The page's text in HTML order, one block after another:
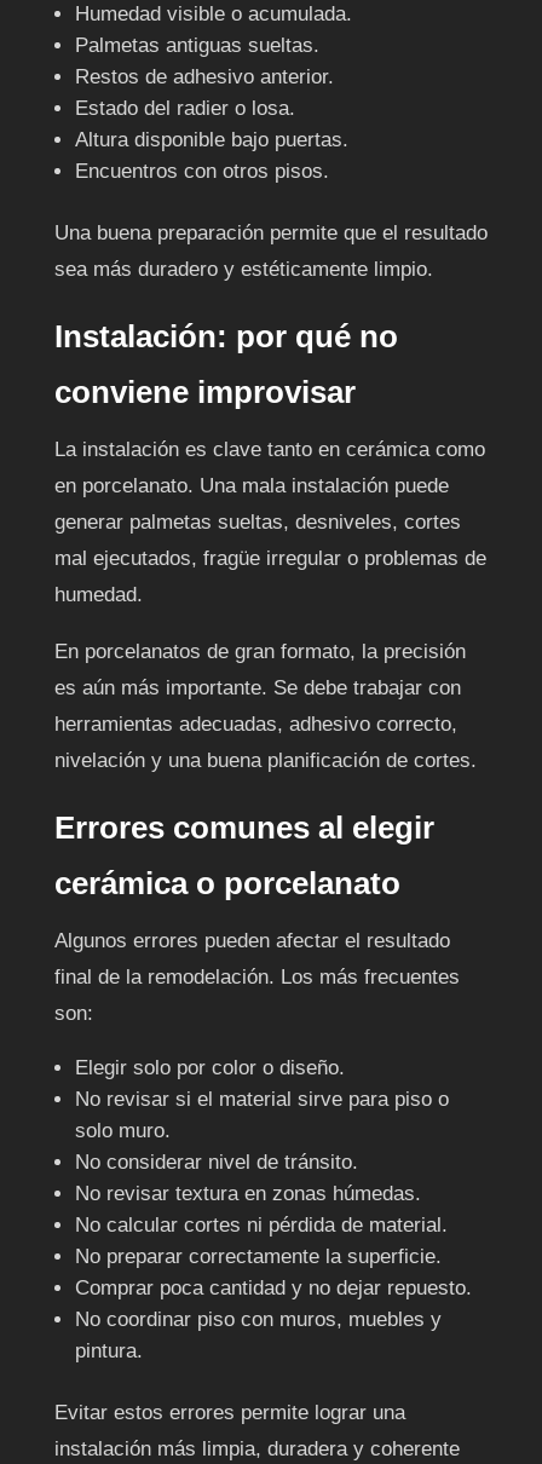
Humedad visible o acumulada.
Palmetas antiguas sueltas.
Restos de adhesivo anterior.
Estado del radier o losa.
Altura disponible bajo puertas.
Encuentros con otros pisos.
Una buena preparación permite que el resultado
sea más duradero y estéticamente limpio.
Instalación: por qué no
conviene improvisar
La instalación es clave tanto en cerámica como
en porcelanato. Una mala instalación puede
generar palmetas sueltas, desniveles, cortes
mal ejecutados, fragüe irregular o problemas de
humedad.
En porcelanatos de gran formato, la precisión
es aún más importante. Se debe trabajar con
herramientas adecuadas, adhesivo correcto,
nivelación y una buena planificación de cortes.
Errores comunes al elegir
cerámica o porcelanato
Algunos errores pueden afectar el resultado
final de la remodelación. Los más frecuentes
son:
Elegir solo por color o diseño.
No revisar si el material sirve para piso o
solo muro.
No considerar nivel de tránsito.
No revisar textura en zonas húmedas.
No calcular cortes ni pérdida de material.
No preparar correctamente la superficie.
Comprar poca cantidad y no dejar repuesto.
No coordinar piso con muros, muebles y
pintura.
Evitar estos errores permite lograr una
instalación más limpia, duradera y coherente